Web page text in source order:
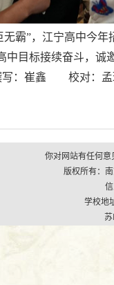
霸”，江宁高中今年
中目标接续奋斗，诚
写：崔鑫 校对：
你对网站有任何
版权所有：
学校地